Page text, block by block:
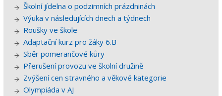
Školní jídelna o podzimních prázdninách
Výuka v následujících dnech a týdnech
Roušky ve škole
Adaptační kurz pro žáky 6.B
Sběr pomerančové kůry
Přerušení provozu ve školní družině
Zvýšení cen stravného a věkové kategorie
Olympiáda v AJ